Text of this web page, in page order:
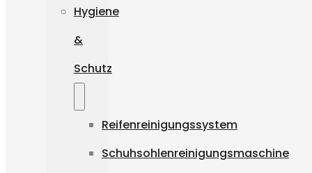
Hygiene
&
Schutz
Reifenreinigungssystem
Schuhsohlenreinigungsmaschine